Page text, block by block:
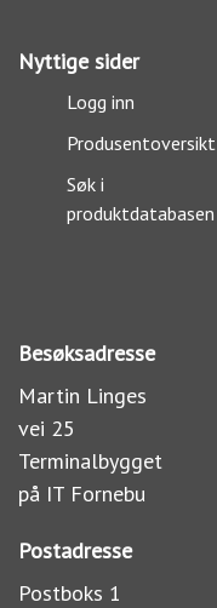
Nyttige sider
Logg inn
Produsentoversikt
Søk i
produktdatabasen
Besøksadresse
Martin Linges
vei 25
Terminalbygget
på IT Fornebu
Postadresse
Postboks 1